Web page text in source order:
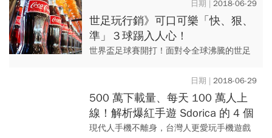
Longchamp銷...
2018-06-29
世足玩行銷》可口可樂「快、狠、
準」３球踢入人心！
世界盃足球賽開打！面對令全球沸騰的世足
系列會在200個國家進行的全球創意行銷活
動；這次系列活動的核心理...
2018-06-29
500 萬下載量、每天 100 萬人上
線！解析爆紅手遊 Sdorica 的 4 個
成功祕訣
現代人手機不離身，台灣人更愛玩手機遊戲